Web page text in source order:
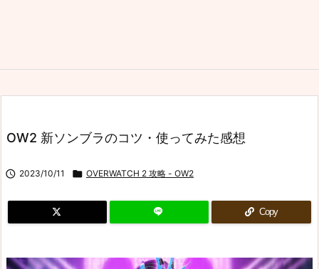
OW2 新ソンブラのコツ・使ってみた感想
 2023/10/11  OVERWATCH 2 攻略 - OW2
Copy